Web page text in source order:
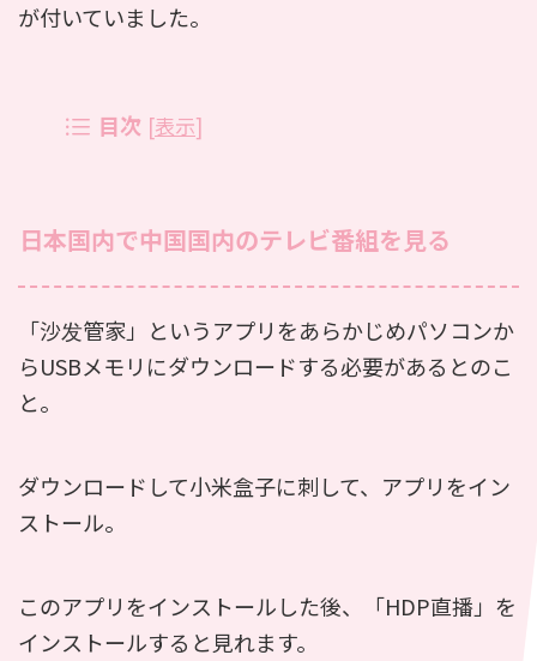
が付いていました。
目次 [表示]
日本国内で中国国内のテレビ番組を見る
「沙发管家」というアプリをあらかじめパソコンか
らUSBメモリにダウンロードする必要があるとのこ
と。
ダウンロードして小米盒子に刺して、アプリをイン
ストール。
このアプリをインストールした後、「HDP直播」を
インストールすると見れます。